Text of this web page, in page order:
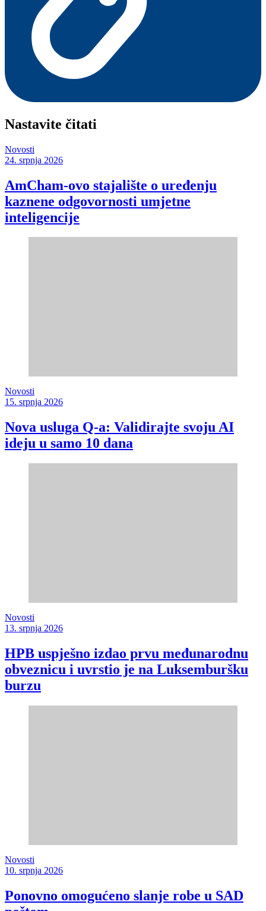
Nastavite čitati
Novosti
24. srpnja 2026
AmCham-ovo stajalište o uređenju
kaznene odgovornosti umjetne
inteligencije
Novosti
15. srpnja 2026
Nova usluga Q-a: Validirajte svoju AI
ideju u samo 10 dana
Novosti
13. srpnja 2026
HPB uspješno izdao prvu međunarodnu
obveznicu i uvrstio je na Luksemburšku
burzu
Novosti
10. srpnja 2026
Ponovno omogućeno slanje robe u SAD